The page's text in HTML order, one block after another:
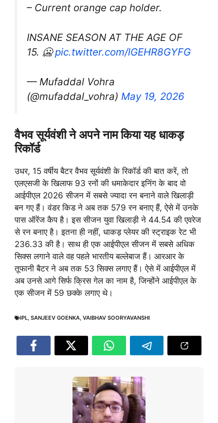
– Current orange cap holder.
INSANE SEASON AT THE AGE OF
15. 🥶pic.twitter.com/lGEHR8GYFG
— Mufaddal Vohra
(@mufaddal_vohra) May 19, 2026
वैभव सूर्यवंशी ने अपने नाम किया यह धाकड़
रिकॉर्ड
उधर, 15 वर्षीय बैटर वैभव सूर्यवंशी के रिकॉर्ड की बात करें, तो
एलएसजी के खिलाफ 93 रनों की धमाकेदार इनिंग के बाद वो
आईपीएल 2026 सीजन में सबसे ज्यादा रन बनाने वाले खिलाड़ी
बन गए हैं। वंडर किड ने अब तक 579 रन बनाए हैं, ऐसे में उनके
पास ऑरेंज कैप है। इस सीजन युवा खिलाड़ी ने 44.54 की एवरेज
से रन बनाए है। इतना ही नहीं, धाकड़ प्लेयर की स्ट्राइक रेट भी
236.33 की है। साथ ही एक आईपीएल सीजन में सबसे अधिक
सिक्स लगाने वाले वह पहले भारतीय बल्लेबाज हैं। आरआर के
तूफानी बैटर ने अब तक 53 सिक्स लगाए हैं। ऐसे में आईपीएल में
अब उनसे आगे सिर्फ क्रिस गेल का नाम है, जिन्होंने आईपीएल के
एक सीजन में 59 छक्के लगाए थे।
IPL, SANJEEV GOENKA, VAIBHAV SOORYAVANSHI